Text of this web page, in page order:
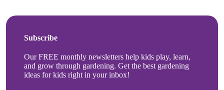
Subscribe
Our FREE monthly newsletters help kids play, learn,
and grow through gardening. Get the best gardening
ideas for kids right in your inbox!